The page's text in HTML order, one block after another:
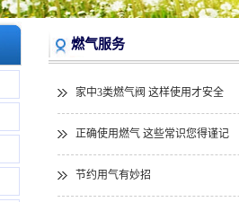
燃气服务
家中3类燃气阀 这样使用才安全
正确使用燃气 这些常识您得谨记
节约用气有妙招